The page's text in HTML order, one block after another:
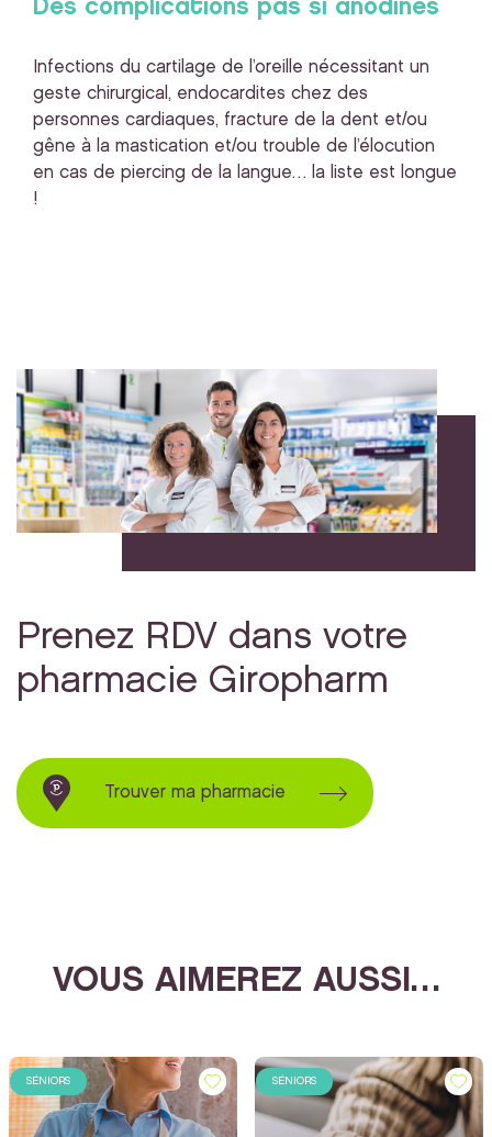
Des complications pas si anodines
Infections du cartilage de l’oreille nécessitant un
geste chirurgical, endocardites chez des
personnes cardiaques, fracture de la dent et/ou
gêne à la mastication et/ou trouble de l’élocution
en cas de piercing de la langue… la liste est longue
!
Prenez RDV dans votre
pharmacie Giropharm
Trouver ma pharmacie
VOUS AIMEREZ AUSSI…
SÉNIORS SÉNIORS